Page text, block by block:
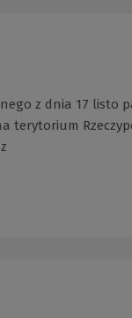
z dnia 17 listo
terytorium